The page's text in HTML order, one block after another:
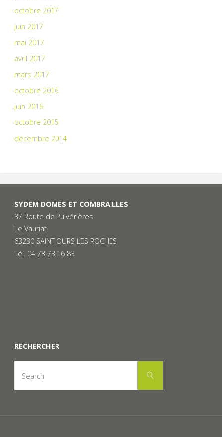
octobre 2017
juin 2017
mai 2017
avril 2017
mars 2017
octobre 2016
juin 2016
octobre 2015
décembre 2014
SYDEM DOMES ET COMBRAILLES
37 Route de Pulvérières
Le Vauriat
63230 SAINT OURS LES ROCHES
Tél. 04 73 73 16 83
RECHERCHER
Search